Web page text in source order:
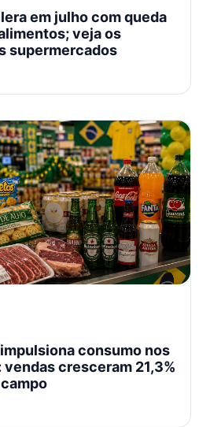
em julho com queda
veja os
supermercados
consumo nos
cresceram 21,3%